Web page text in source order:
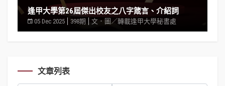
逢甲大學第26屆傑出校友之八字箴言、介紹詞
05 Dec 2025 398期 文．圖／轉載逢甲大學秘書處
文章列表